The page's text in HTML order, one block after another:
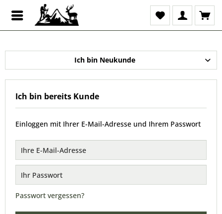
Ich bin Neukunde
Ich bin bereits Kunde
Einloggen mit Ihrer E-Mail-Adresse und Ihrem Passwort
Passwort vergessen?